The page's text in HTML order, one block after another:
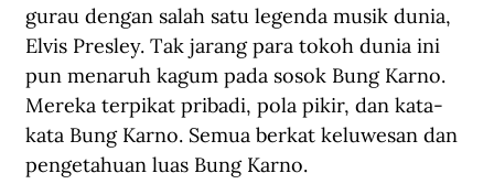
gurau dengan salah satu legenda musik dunia,
Elvis Presley. Tak jarang para tokoh dunia ini
pun menaruh kagum pada sosok Bung Karno.
Mereka terpikat pribadi, pola pikir, dan kata-
kata Bung Karno. Semua berkat keluwesan dan
pengetahuan luas Bung Karno.